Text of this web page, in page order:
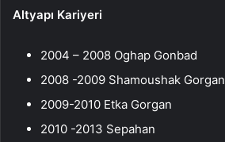
Altyapı Kariyeri
2004 – 2008 Oghap Gonbad
2008 -2009 Shamoushak Gorgan
2009-2010 Etka Gorgan
2010 -2013 Sepahan